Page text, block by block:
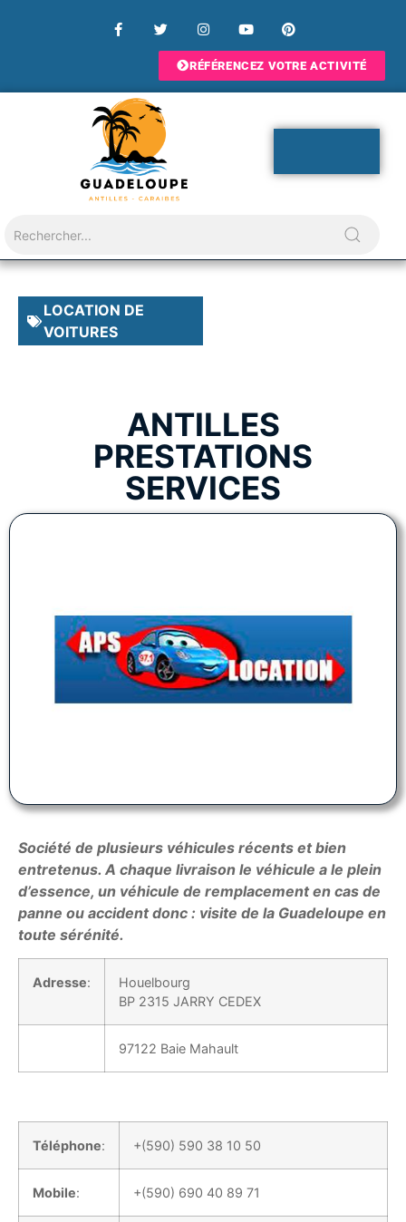
RÉFÉRENCEZ VOTRE ACTIVITÉ
LOCATION DE
VOITURES
ANTILLES
PRESTATIONS
SERVICES
Société de plusieurs véhicules récents et bien
entretenus. A chaque livraison le véhicule a le plein
d’essence, un véhicule de remplacement en cas de
panne ou accident donc : visite de la Guadeloupe en
toute sérénité.
Adresse:
Houelbourg
BP 2315 JARRY CEDEX
97122 Baie Mahault
Téléphone: +(590) 590 38 10 50
Mobile: +(590) 690 40 89 71